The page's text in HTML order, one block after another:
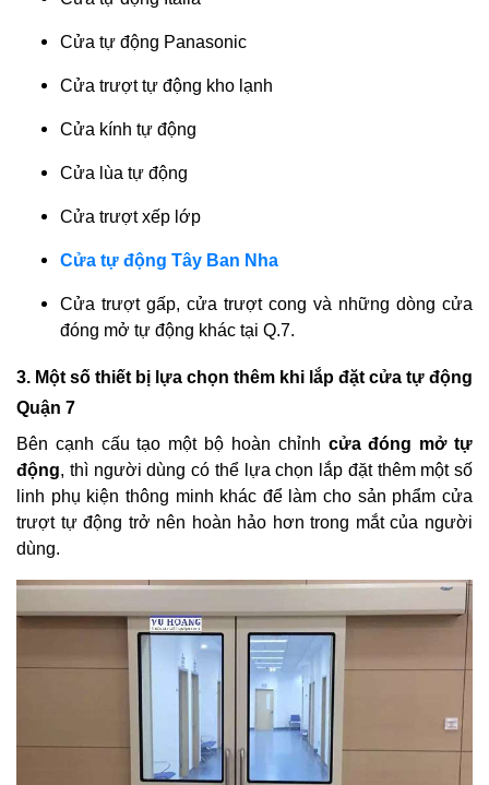
Cửa tự động Panasonic
Cửa trượt tự động kho lạnh
Cửa kính tự động
Cửa lùa tự động
Cửa trượt xếp lớp
Cửa tự động Tây Ban Nha
Cửa trượt gấp, cửa trượt cong và những dòng cửa
đóng mở tự động khác tại Q.7.
3. Một số thiết bị lựa chọn thêm khi lắp đặt cửa tự động
Quận 7
Bên cạnh cấu tạo một bộ hoàn chỉnh cửa đóng mở tự
động, thì người dùng có thể lựa chọn lắp đặt thêm một số
linh phụ kiện thông minh khác để làm cho sản phẩm cửa
trượt tự động trở nên hoàn hảo hơn trong mắt của người
dùng.